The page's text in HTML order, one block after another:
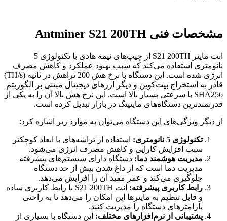
مشخصات فنی Antminer S21 200TH
انت ماینر S21 200TH از چیپ‌های نیمه هادی با تکنولوژی 5
نانومتری استفاده می‌کند که سبب بهبود عملکرد و کاهش مصرف
انرژی شده است. این دستگاه با نرخ هش 200 تراهش در ثانیه (TH/s)
قادر به استخراج بیت‌کوین و دیگر ارزهای دیجیتال مبتنی بر الگوریتم
SHA256 با سرعتی بسیار بالا است. این نرخ هش بالا آن را به یکی از
قدرتمندترین دستگاه‌های ماینینگ در بازار تبدیل کرده است.
از دیگر ویژگی‌های این دستگاه می‌توان به موارد زیر اشاره کرد:
تکنولوژی 5 نانومتری:
استفاده از تراشه‌های با ابعاد کوچکتر
سبب افزایش کارایی و کاهش مصرف انرژی می‌شود.
مدیریت هوشمند دما: دستگاه دارای سیستم‌های پیشرفته
مدیریت دما است که از داغ شدن بیش از حد دستگاه
جلوگیری می‌کند و عمر مفید آن را افزایش می‌دهد.
رابط کاربری پیشرفته:
انت S21 200TH با رابط کاربری ساده
و قابل تنظیم به ماینرها این امکان را می‌دهد تا به راحتی
پارامترهای دستگاه را مدیریت کنند.
پشتیبانی از نرم‌افزارهای مختلف: این دستگاه با بسیاری از